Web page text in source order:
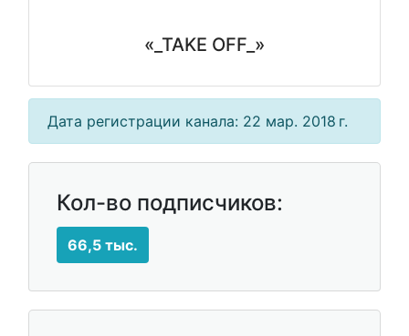
«_TAKE OFF_»
Дата регистрации канала: 22 мар. 2018 г.
Кол-во подписчиков:
66,5 тыс.